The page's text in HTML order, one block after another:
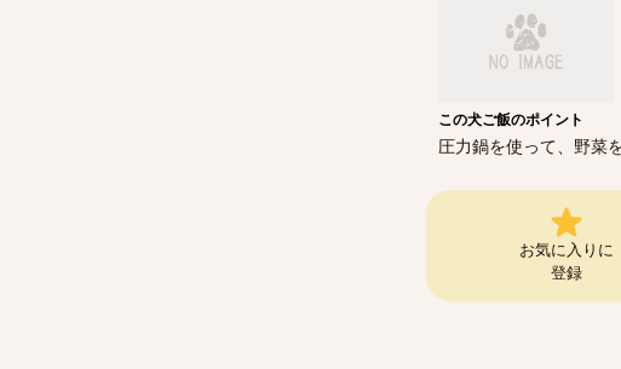
この犬ご飯のポイント
圧力鍋を使って、野菜
お気に入りに
登録